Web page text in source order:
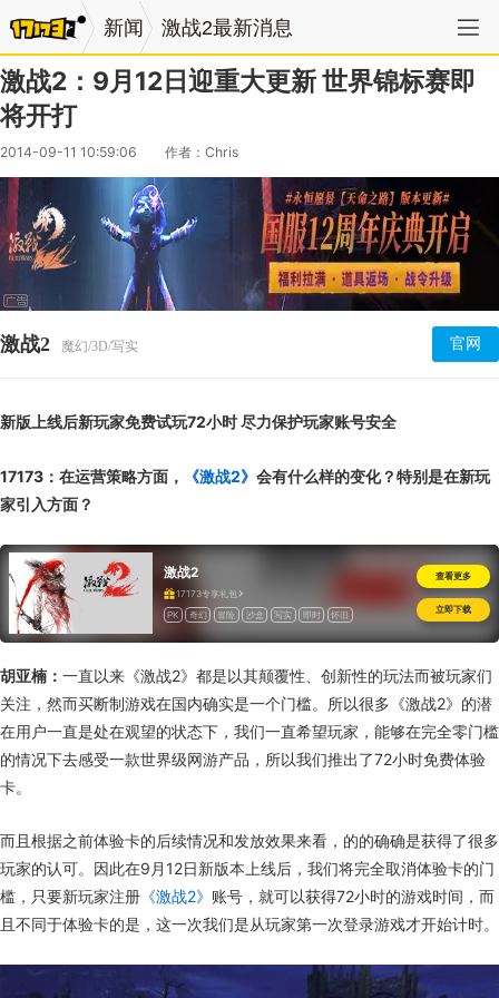
新闻 激战2最新消息
激战2：9月12日迎重大更新 世界锦标赛即
将开打
2014-09-11 10:59:06 作者：Chris
激战2 魔幻/3D/写实 官网
新版上线后新玩家免费试玩72小时 尽力保护玩家账号安全
17173：在运营策略方面， 《激战2》 会有什么样的变化？特别是在新玩
家引入方面？
激战2
17173专享礼包
PK
奇幻 冒险 沙盒 写实 即时 怀旧
查看更多
立即下载
胡亚楠： 一直以来《激战2》都是以其颠覆性、创新性的玩法而被玩家们
关注，然而买断制游戏在国内确实是一个门槛。所以很多《激战2》的潜
在用户一直是处在观望的状态下，我们一直希望玩家，能够在完全零门槛
的情况下去感受一款世界级网游产品，所以我们推出了72小时免费体验
卡。
而且根据之前体验卡的后续情况和发放效果来看，的的确确是获得了很多
玩家的认可。因此在9月12日新版本上线后，我们将完全取消体验卡的门
槛，只要新玩家注册 《激战2》 账号，就可以获得72小时的游戏时间，而
且不同于体验卡的是，这一次我们是从玩家第一次登录游戏才开始计时。